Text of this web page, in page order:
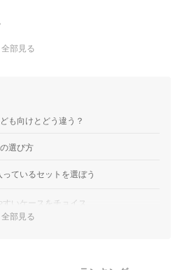
全部見る
も向けとどう違う？
選び方
ているセットを選ぼう
いケースをチョイス
全部見る